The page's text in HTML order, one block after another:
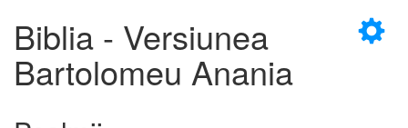
×
Biblia - Versiunea
Bartolomeu Anania